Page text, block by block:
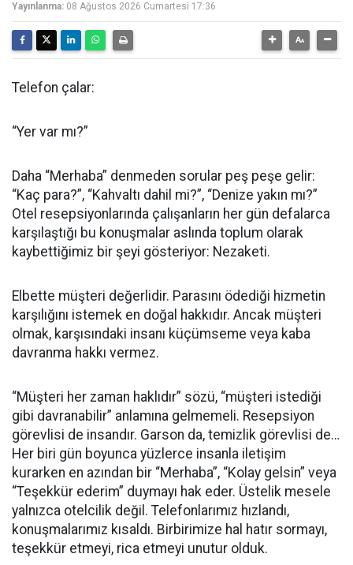
Yayınlanma: 08 Ağustos 2026 Cumartesi 17:36
Telefon çalar:
“Yer var mı?”
Daha “Merhaba” denmeden sorular peş peşe gelir:
“Kaç para?”, “Kahvaltı dahil mi?”, “Denize yakın mı?”
Otel resepsiyonlarında çalışanların her gün defalarca
karşılaştığı bu konuşmalar aslında toplum olarak
kaybettiğimiz bir şeyi gösteriyor: Nezaketi.
Elbette müşteri değerlidir. Parasını ödediği hizmetin
karşılığını istemek en doğal hakkıdır. Ancak müşteri
olmak, karşısındaki insanı küçümseme veya kaba
davranma hakkı vermez.
“Müşteri her zaman haklıdır” sözü, “müşteri istediği
gibi davranabilir” anlamına gelmemeli. Resepsiyon
görevlisi de insandır. Garson da, temizlik görevlisi de…
Her biri gün boyunca yüzlerce insanla iletişim
kurarken en azından bir “Merhaba”, “Kolay gelsin” veya
“Teşekkür ederim” duymayı hak eder. Üstelik mesele
yalnızca otelcilik değil. Telefonlarımız hızlandı,
konuşmalarımız kısaldı. Birbirimize hal hatır sormayı,
teşekkür etmeyi, rica etmeyi unutur olduk.